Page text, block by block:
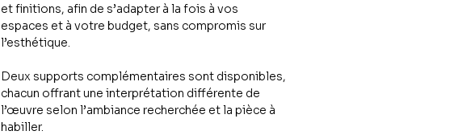
et finitions, afin de s’adapter à la fois à vos
espaces et à votre budget, sans compromis sur
l’esthétique.
Deux supports complémentaires sont disponibles,
chacun offrant une interprétation différente de
l’œuvre selon l’ambiance recherchée et la pièce à
habiller.